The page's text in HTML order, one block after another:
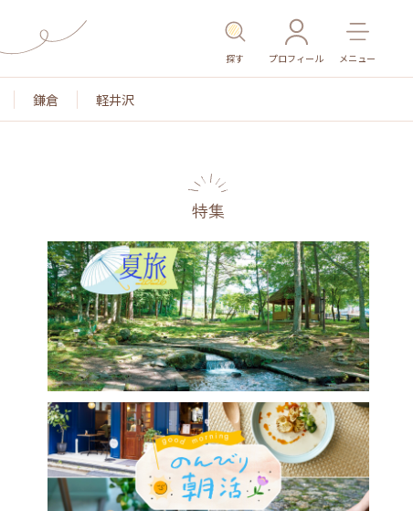
探す プロフィール メニュー
鎌倉 軽井沢
名所・旧跡 温泉・スパ その他施設
特集